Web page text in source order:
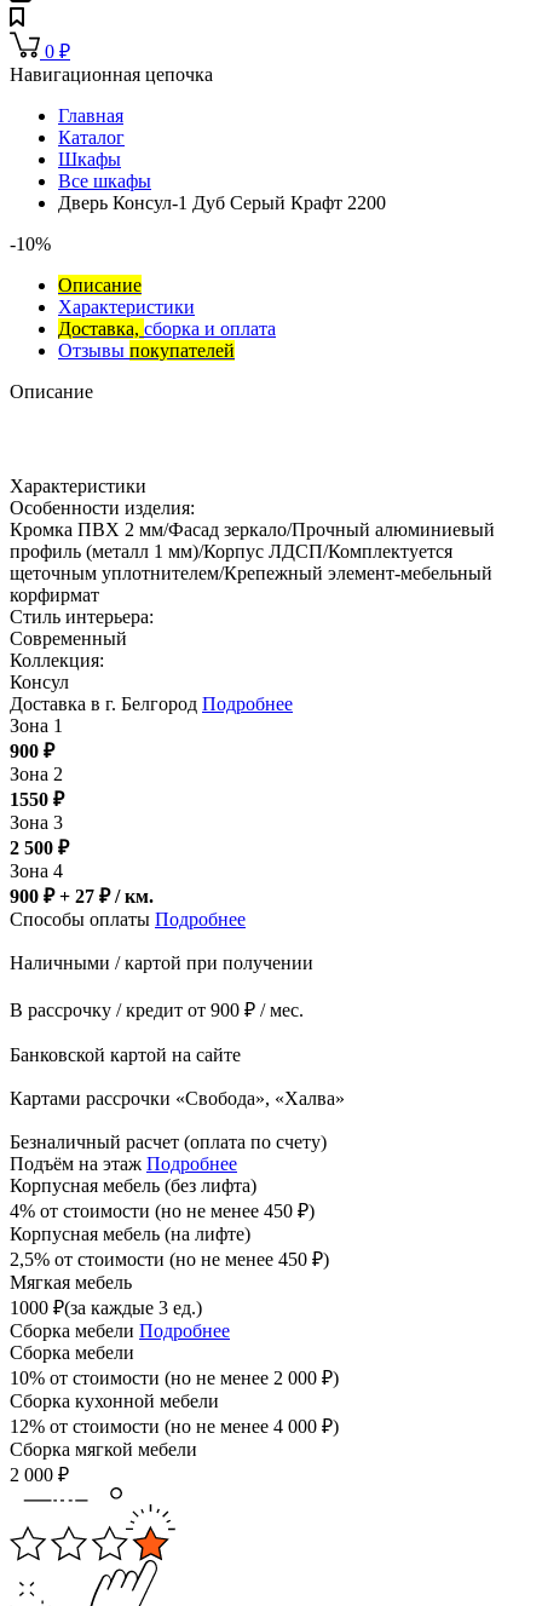
0 ₽
Навигационная цепочка
Главная
Каталог
Шкафы
Все шкафы
Дверь Консул-1 Дуб Серый Крафт 2200
-10%
Описание
Характеристики
Доставка, сборка и оплата
Отзывы покупателей
Описание
Характеристики
Особенности изделия:
Кромка ПВХ 2 мм/Фасад зеркало/Прочный алюминиевый
профиль (металл 1 мм)/Корпус ЛДСП/Комплектуется
щеточным уплотнителем/Крепежный элемент-мебельный
корфирмат
Стиль интерьера:
Современный
Коллекция:
Консул
Доставка в г. Белгород Подробнее
Зона 1
900 ₽
Зона 2
1550 ₽
Зона 3
2 500 ₽
Зона 4
900 ₽ + 27 ₽/ км.
Способы оплаты Подробнее
Наличными / картой при получении
В рассрочку / кредит от 900 ₽ / мес.
Банковской картой на сайте
Картами рассрочки «Свобода», «Халва»
Безналичный расчет (оплата по счету)
Подъём на этаж Подробнее
Корпусная мебель (без лифта)
4% от стоимости (но не менее 450 ₽)
Корпусная мебель (на лифте)
2,5% от стоимости (но не менее 450 ₽)
Мягкая мебель
1000 ₽(за каждые 3 ед.)
Сборка мебели Подробнее
Сборка мебели
10% от стоимости (но не менее 2 000 ₽)
Сборка кухонной мебели
12% от стоимости (но не менее 4 000 ₽)
Сборка мягкой мебели
2 000 ₽